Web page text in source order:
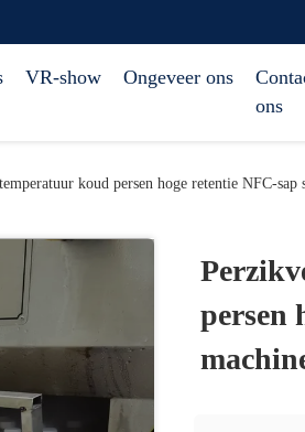
VR-show Ongeveer ons
ons
koud persen hoge retentie NFC-sap
persen